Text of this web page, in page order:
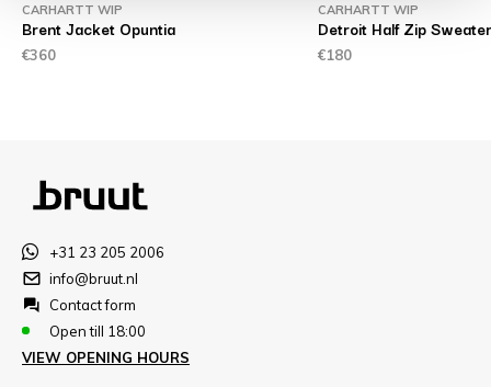
CARHARTT WIP
Brent Jacket Opuntia
€360
CARHARTT WIP
Detroit Half Zip
€180
+31 23 205 2006
info@bruut.nl
Contact form
Open till 18:00
VIEW OPENING HOURS